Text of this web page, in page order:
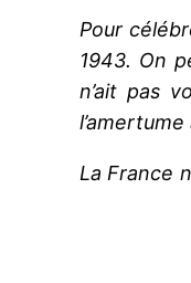
Pour
1943. On
n’ait pas
La France